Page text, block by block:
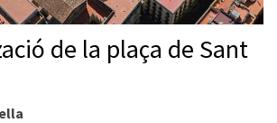
de la plaça de Sant